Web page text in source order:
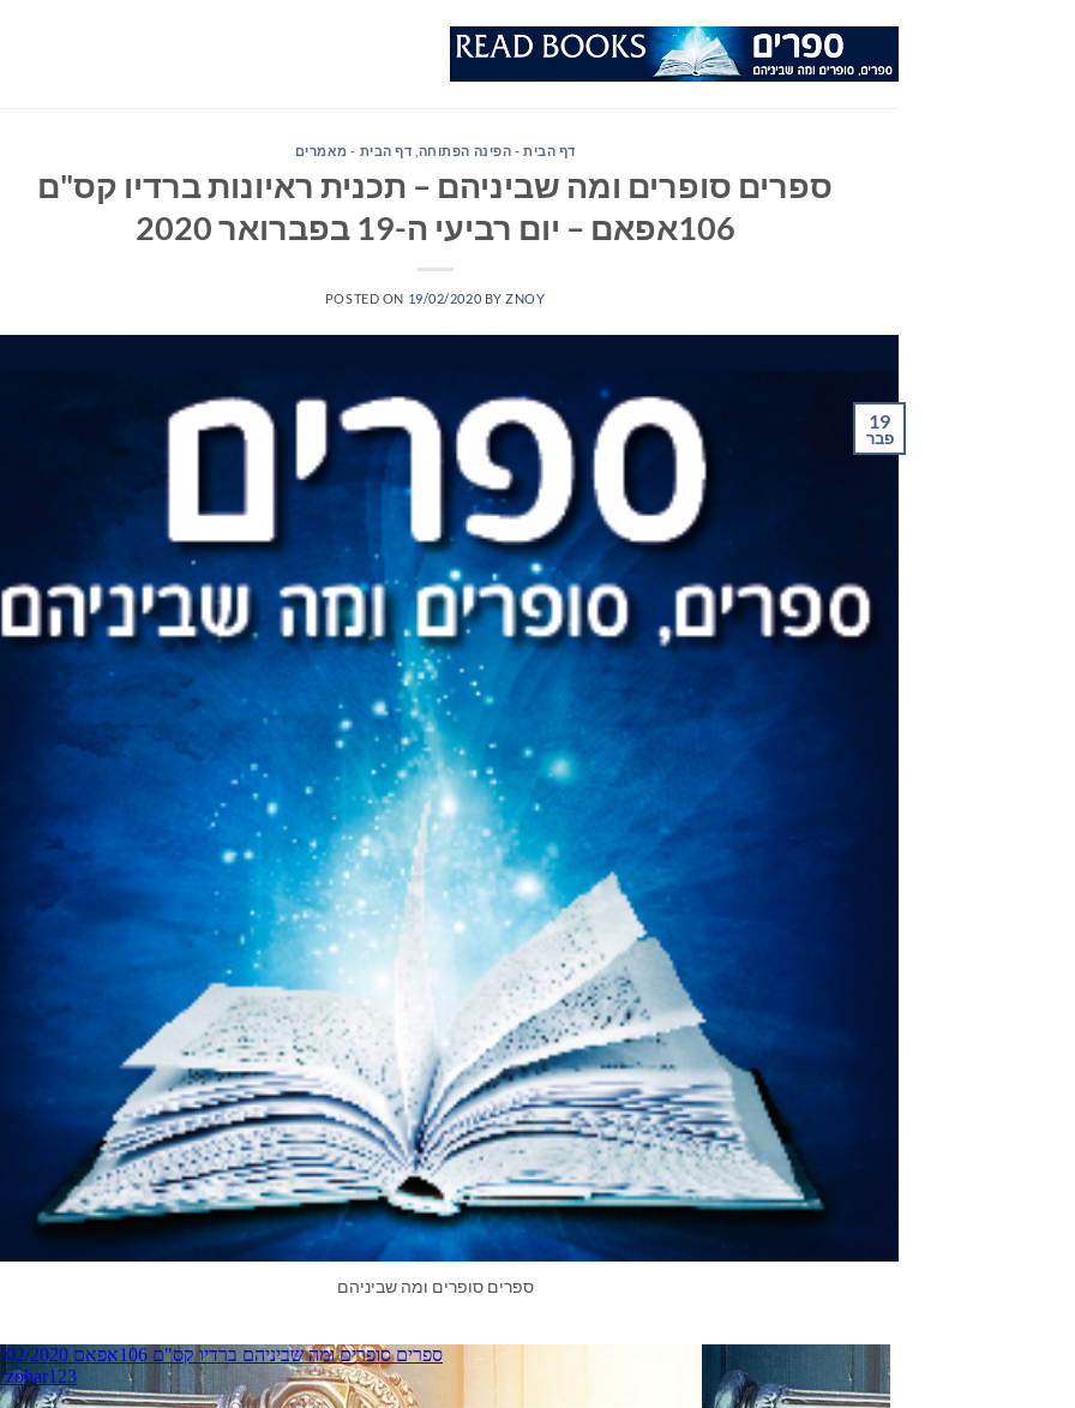
דף הבית - הפינה הפתוחה דף הבית - מאמרים
ספרים סופרים ומה שביניהם – תכנית ראיונות ברדיו קס"ם
106אפאם – יום רביעי ה-19 בפברואר 2020
POSTED ON 19/02/2020 BYZNOY
19
פבר
ספרים סופרים ומה שביניהם